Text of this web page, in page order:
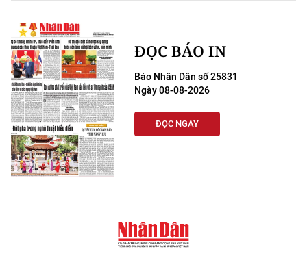
ĐỌC BÁO IN
Báo Nhân Dân số 25831
Ngày 08-08-2026
ĐỌC NGAY